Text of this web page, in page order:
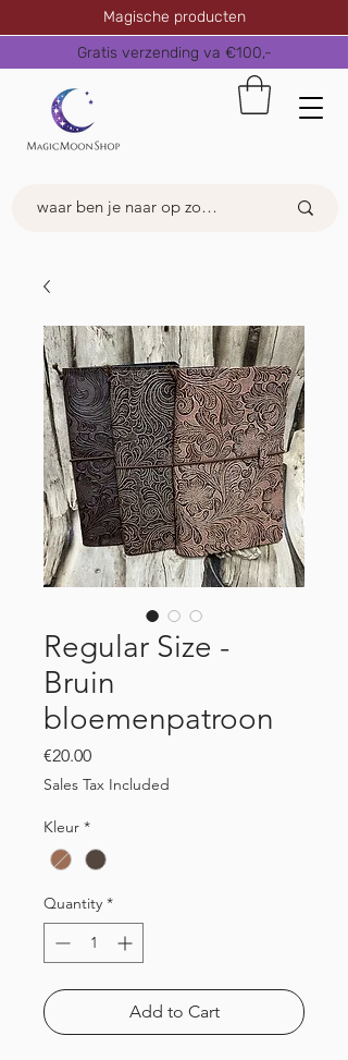
Magische producten
Gratis verzending va €100,-
Regular Size -
Bruin
bloemenpatroon
€20.00Price
Sales Tax Included
Kleur *
Quantity *
Add to Cart